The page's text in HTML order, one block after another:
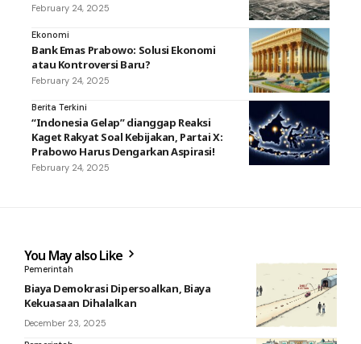
February 24, 2025
Ekonomi
Bank Emas Prabowo: Solusi Ekonomi
atau Kontroversi Baru?
February 24, 2025
Berita Terkini
“Indonesia Gelap” dianggap Reaksi
Kaget Rakyat Soal Kebijakan, Partai X:
Prabowo Harus Dengarkan Aspirasi!
February 24, 2025
You May also Like
Pemerintah
Biaya Demokrasi Dipersoalkan, Biaya
Kekuasaan Dihalalkan
December 23, 2025